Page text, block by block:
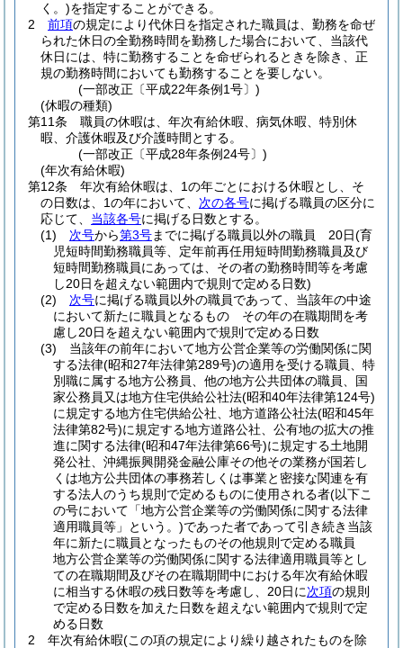
く。)を指定することができる。
2
前項の規定により代休日を指定された職員は、勤務を命ぜ
られた休日の全勤務時間を勤務した場合において、当該代
休日には、特に勤務することを命ぜられるときを除き、正
規の勤務時間においても勤務することを要しない。
(一部改正〔平成22年条例1号〕)
(休暇の種類)
第11条
職員の休暇は、年次有給休暇、病気休暇、特別休
暇、介護休暇及び介護時間とする。
(一部改正〔平成28年条例24号〕)
(年次有給休暇)
第12条
年次有給休暇は、1の年ごとにおける休暇とし、そ
の日数は、1の年において、 次の各号に掲げる職員の区分に
応じて、 当該各号に掲げる日数とする。
(1)
次号から第3号までに掲げる職員以外の職員 20日(育
児短時間勤務職員等、定年前再任用短時間勤務職員及び
短時間勤務職員にあっては、その者の勤務時間等を考慮
し20日を超えない範囲内で規則で定める日数)
(2)
次号に掲げる職員以外の職員であって、当該年の中途
において新たに職員となるもの その年の在職期間を考
慮し20日を超えない範囲内で規則で定める日数
(3)
当該年の前年において地方公営企業等の労働関係に関
する法律(昭和27年法律第289号)の適用を受ける職員、特
別職に属する地方公務員、他の地方公共団体の職員、国
家公務員又は地方住宅供給公社法(昭和40年法律第124号)
に規定する地方住宅供給公社、地方道路公社法(昭和45年
法律第82号)に規定する地方道路公社、公有地の拡大の推
進に関する法律(昭和47年法律第66号)に規定する土地開
発公社、沖縄振興開発金融公庫その他その業務が国若し
くは地方公共団体の事務若しくは事業と密接な関連を有
する法人のうち規則で定めるものに使用される者(以下こ
の号において「地方公営企業等の労働関係に関する法律
適用職員等」という。)であった者であって引き続き当該
年に新たに職員となったものその他規則で定める職員
地方公営企業等の労働関係に関する法律適用職員等とし
ての在職期間及びその在職期間中における年次有給休暇
に相当する休暇の残日数等を考慮し、20日に次項の規則
で定める日数を加えた日数を超えない範囲内で規則で定
める日数
2
年次有給休暇(この項の規定により繰り越されたものを除